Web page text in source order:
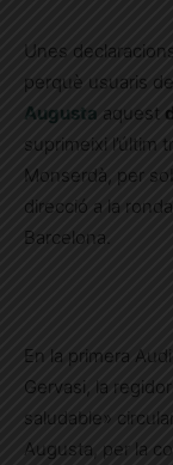
Unes
perquè usuaris
Augusta aquest
suprimeixi l’últim
Monserdà, per
direcció a la
Barcelona.
En la primera
Gervasi, la
saludable»
Augusta, per la